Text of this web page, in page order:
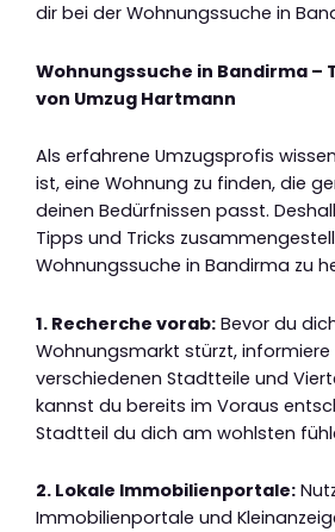
dir bei der Wohnungssuche in
Wohnungssuche in Bandirma –
von Umzug Hartmann
Als erfahrene Umzugsprofis
ist, eine Wohnung zu finden, die
deinen Bedürfnissen passt.
Tipps und Tricks
Wohnungssuche in Bandirma zu
1. Recherche vorab: Bevor du
Wohnungsmarkt stürzt,
verschiedenen Stadtteile und
kannst du bereits im Voraus
Stadtteil du dich am wohlsten
2. Lokale Immobilienportale:
Immobilienportale und